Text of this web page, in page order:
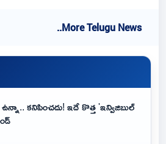
..More Telugu News
కనిపించదు! ఇదే కొత్త 'ఇన్విజిబుల్